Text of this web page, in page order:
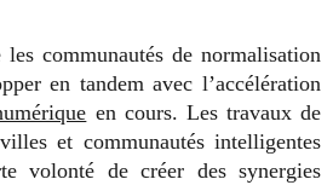
communautés de normalisation
en tandem avec l’accélération
en cours. Les travaux de
et communautés intelligentes
volonté de créer des synergies